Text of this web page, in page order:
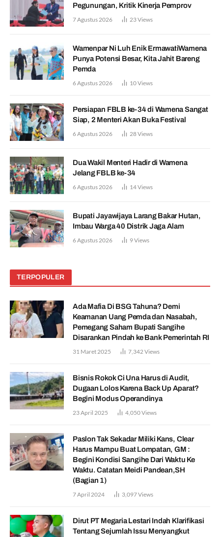
Pegunungan, Kritik Kinerja Pemprov
7 Agustus 2026 23Views
Wamenpar Ni Luh Enik ErmawatiWamena
Punya Potensi Besar, Kita Jahit Bareng
Pemda
6 Agustus 2026 10Views
Persiapan FBLB ke-34 di Wamena Sangat
Siap, 2 Menteri Akan Buka Festival
6 Agustus 2026 28Views
Dua Wakil Menteri Hadir di Wamena
Jelang FBLB ke-34
6 Agustus 2026 14Views
Bupati Jayawijaya Larang Bakar Hutan,
Imbau Warga 40 Distrik Jaga Alam
6 Agustus 2026 9Views
TERPOPULER
Ada Mafia Di BSG Tahuna? Demi
Keamanan Uang Pemda dan Nasabah,
Pemegang Saham Bupati Sangihe
Disarankan Pindah ke Bank Pemerintah RI
31 Maret 2025 7,342Views
Bisnis Rokok Ci Una Harus di Audit,
Dugaan Lolos Karena Back Up Aparat?
Begini Modus Operandinya
23 April 2025 4,050Views
Paslon Tak Sekadar Miliki Kans, Clear
Harus Mampu Buat Lompatan, GM :
Begini Kondisi Sangihe Dari Waktu Ke
Waktu. Catatan Meidi Pandean,SH
(Bagian 1)
7 April 2024 3,097Views
Dirut PT Megaria Lestari Indah Klarifikasi
Tentang Sejumlah Issu Menyangkut